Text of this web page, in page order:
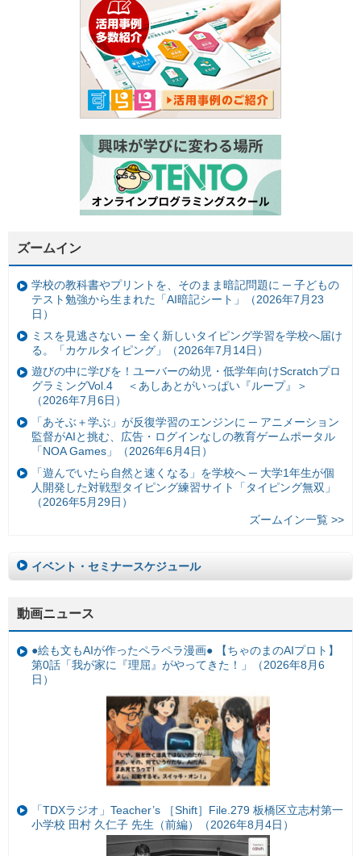
ズームイン
学校の教科書やプリントを、そのまま暗記問題に ─ 子どもの
テスト勉強から生まれた「AI暗記シート」（2026年7月23
日）
ミスを見逃さない ー 全く新しいタイピング学習を学校へ届け
る。「カケルタイピング」（2026年7月14日）
遊びの中に学びを！ユーバーの幼児・低学年向けScratchプロ
グラミングVol.4 ＜あしあとがいっぱい『ループ』＞
（2026年7月6日）
「あそぶ＋学ぶ」が反復学習のエンジンに ─ アニメーション
監督がAIと挑む、広告・ログインなしの教育ゲームポータル
「NOA Games」（2026年6月4日）
「遊んでいたら自然と速くなる」を学校へ ─ 大学1年生が個
人開発した対戦型タイピング練習サイト「タイピング無双」
（2026年5月29日）
ズームイン一覧 >>
イベント・セミナースケジュール
動画ニュース
●絵も文もAIが作ったペラペラ漫画● 【ちゃのまのAIプロト】
第0話「我が家に『理屈』がやってきた！」（2026年8月6
日）
「TDXラジオ」Teacher’s ［Shift］File.279 板橋区立志村第一
小学校 田村 久仁子 先生（前編）（2026年8月4日）